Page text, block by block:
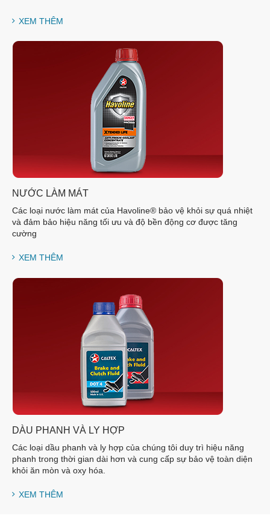
XEM THÊM
NƯỚC LÀM MÁT
Các loại nước làm mát của Havoline® bảo vệ khỏi sự quá nhiệt
và đảm bảo hiệu năng tối ưu và độ bền động cơ được tăng
cường
XEM THÊM
DÀU PHANH VÀ LY HỢP
Các loại dầu phanh và ly hợp của chúng tôi duy trì hiệu năng
phanh trong thời gian dài hơn và cung cấp sự bảo vệ toàn diện
khỏi ăn mòn và oxy hóa.
XEM THÊM